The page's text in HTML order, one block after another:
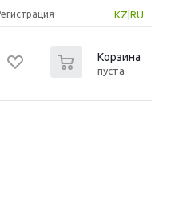
KZ RU
Корзина
пуста